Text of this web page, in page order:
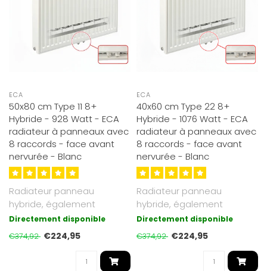
ECA
50x80 cm Type 11 8+
Hybride - 928 Watt - ECA
radiateur à panneaux avec
8 raccords - face avant
nervurée - Blanc
Radiateur panneau
hybride, également
adapté basse
température. Jusqu’à 30 ..
Directement disponible
€374,92 €224,95
ECA
40x60 cm Type 22 8+
Hybride - 1076 Watt - ECA
radiateur à panneaux avec
8 raccords - face avant
nervurée - Blanc
Radiateur panneau
hybride, également
adapté basse
température. Jusqu’à 30 ..
Directement disponible
€374,92 €224,95